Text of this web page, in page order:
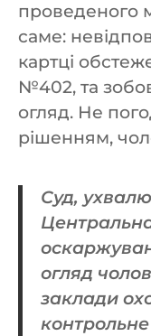
проведеного
саме:
картці
№402, та
огляд. Не
рішенням,
Суд,
огляд
заклади